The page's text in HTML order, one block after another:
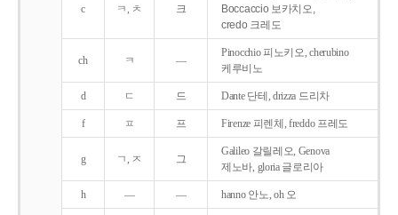
c ㅋ, ㅊ 크
Boccaccio 보카치오,
credo 크레도
ch ㅋ ―
Pinocchio 피노키오, cherubino
케루비노
d ㄷ 드 Dante 단테, drizza 드리차
f ㅍ 프 Firenze 피렌체, freddo 프레도
g ㄱ, ㅈ 그
Galileo 갈릴레오, Genova
제노바, gloria 글로리아
h ― ― hanno 안노, oh 오